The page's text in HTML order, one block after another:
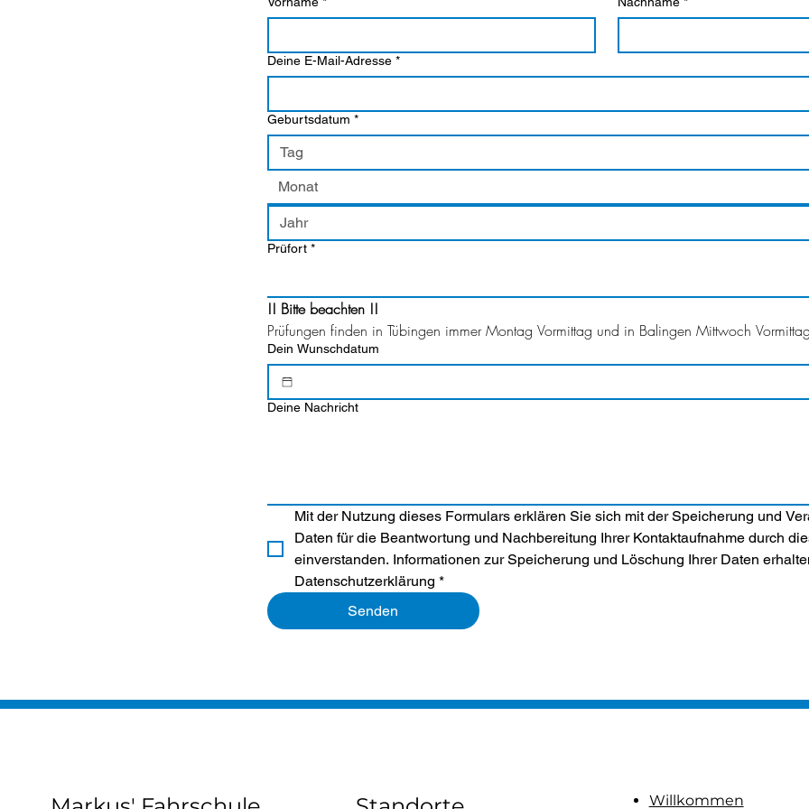
Deine E-Mail-Adresse *
Geburtsdatum *
Monat
Prüfort *
!! Bitte beachten !!
Prüfungen finden in Tübingen immer Montag Vormittag und in Balingen Mittwoch
Dein Wunschdatum
Deine Nachricht
Mit der Nutzung dieses Formulars erklären Sie sich mit der Speicherung und
Daten für die Beantwortung und Nachbereitung Ihrer Kontaktaufnahme durch
einverstanden. Informationen zur Speicherung und Löschung Ihrer Daten
Datenschutzerklärung *
Senden
Willkommen